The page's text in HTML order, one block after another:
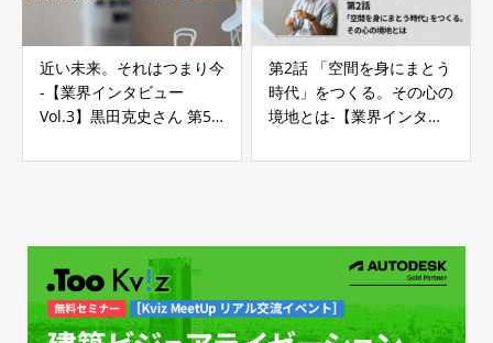
近い未来。それはつまり今
-【業界インタビュー
Vol.3】黒田克史さん 第5
第2話 「空間を身にまとう
時代」をつくる。その心の
境地とは-【業界インタビ
Lab